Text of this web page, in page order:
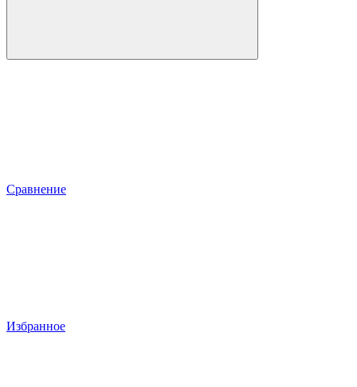
Сравнение
Избранное